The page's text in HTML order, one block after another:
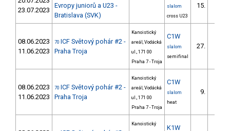
23.07.2023
Evropy juniorů a U23 -
Bratislava (SVK)
slalom
cross U23
15.
08.06.2023
11.06.2023
70 ICF Světový pohár #2 -
Praha Troja
Kanoistický
areál, Vodácká
ul., 171 00
Praha 7 - Troja
C1W
slalom
semifinal
27.
08.06.2023
11.06.2023
70 ICF Světový pohár #2 -
Praha Troja
Kanoistický
areál, Vodácká
ul., 171 00
Praha 7 - Troja
C1W
slalom
heat
9.
Kanoistický
K1W